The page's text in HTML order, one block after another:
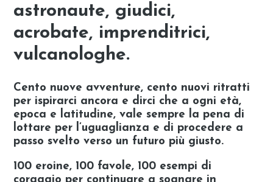
astronaute, giudici,
acrobate, imprenditrici,
vulcanologhe.
Cento nuove avventure, cento nuovi ritratti
per ispirarci ancora e dirci che a ogni età,
epoca e latitudine, vale sempre la pena di
lottare per l’uguaglianza e di procedere a
passo svelto verso un futuro più giusto.
100 eroine, 100 favole, 100 esempi di